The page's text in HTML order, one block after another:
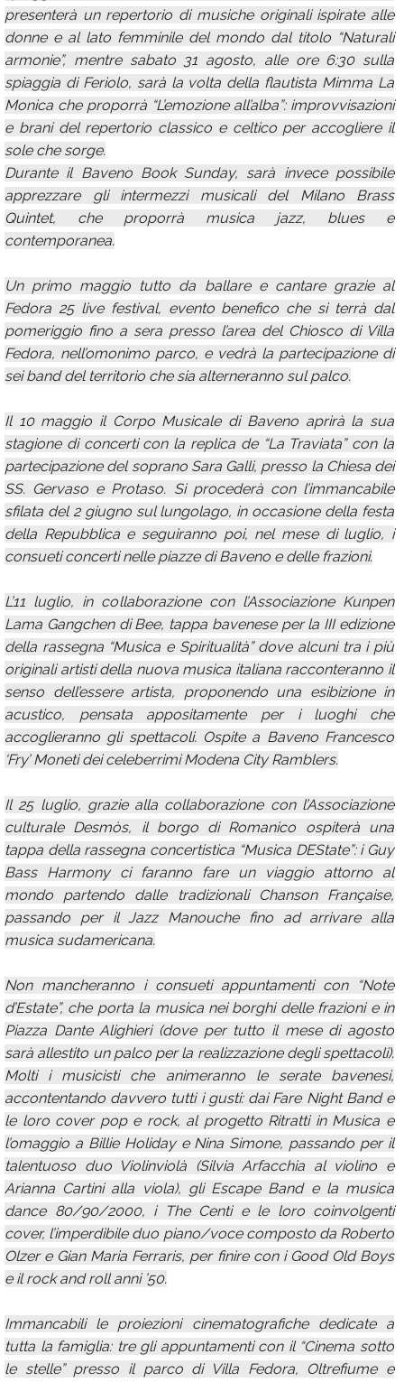
presenterà un repertorio di musiche originali ispirate alle
donne e al lato femminile del mondo dal titolo “Naturali
armonie”, mentre sabato 31 agosto, alle ore 6:30 sulla
spiaggia di Feriolo, sarà la volta della flautista Mimma La
Monica che proporrà “L’emozione all’alba”: improvvisazioni
e brani del repertorio classico e celtico per accogliere il
sole che sorge.
Durante il Baveno Book Sunday, sarà invece possibile
apprezzare gli intermezzi musicali del Milano Brass
Quintet, che proporrà musica jazz, blues e
contemporanea.
Un primo maggio tutto da ballare e cantare grazie al
Fedora 25 live festival, evento benefico che si terrà dal
pomeriggio fino a sera presso l’area del Chiosco di Villa
Fedora, nell’omonimo parco, e vedrà la partecipazione di
sei band del territorio che sia alterneranno sul palco.
Il 10 maggio il Corpo Musicale di Baveno aprirà la sua
stagione di concerti con la replica de “La Traviata” con la
partecipazione del soprano Sara Galli, presso la Chiesa dei
SS. Gervaso e Protaso. Si procederà con l’immancabile
sfilata del 2 giugno sul lungolago, in occasione della festa
della Repubblica e seguiranno poi, nel mese di luglio, i
consueti concerti nelle piazze di Baveno e delle frazioni.
L’11 luglio, in collaborazione con l’Associazione Kunpen
Lama Gangchen di Bee, tappa bavenese per la III edizione
della rassegna “Musica e Spiritualità” dove alcuni tra i più
originali artisti della nuova musica italiana racconteranno il
senso dell’essere artista, proponendo una esibizione in
acustico, pensata appositamente per i luoghi che
accoglieranno gli spettacoli. Ospite a Baveno Francesco
‘Fry’ Moneti dei celeberrimi Modena City Ramblers.
Il 25 luglio, grazie alla collaborazione con l’Associazione
culturale Desmòs, il borgo di Romanico ospiterà una
tappa della rassegna concertistica “Musica DEState”: i Guy
Bass Harmony ci faranno fare un viaggio attorno al
mondo partendo dalle tradizionali Chanson Française,
passando per il Jazz Manouche fino ad arrivare alla
musica sudamericana.
Non mancheranno i consueti appuntamenti con “Note
d’Estate”, che porta la musica nei borghi delle frazioni e in
Piazza Dante Alighieri (dove per tutto il mese di agosto
sarà allestito un palco per la realizzazione degli spettacoli).
Molti i musicisti che animeranno le serate bavenesi,
accontentando davvero tutti i gusti: dai Fare Night Band e
le loro cover pop e rock, al progetto Ritratti in Musica e
l’omaggio a Billie Holiday e Nina Simone, passando per il
talentuoso duo Violinviolà (Silvia Arfacchia al violino e
Arianna Cartini alla viola), gli Escape Band e la musica
dance 80/90/2000, i The Centi e le loro coinvolgenti
cover, l’imperdibile duo piano/voce composto da Roberto
Olzer e Gian Maria Ferraris, per finire con i Good Old Boys
e il rock and roll anni ’50.
Immancabili le proiezioni cinematografiche dedicate a
tutta la famiglia: tre gli appuntamenti con il “Cinema sotto
le stelle” presso il parco di Villa Fedora, Oltrefiume e